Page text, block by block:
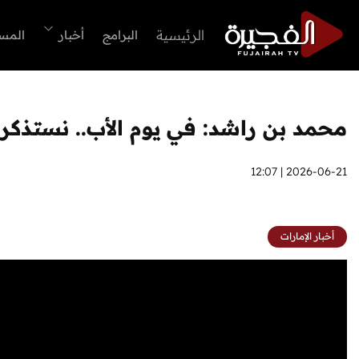
الرئيسية البرامج أخبار
محمد بن راشد: في يوم الأب..
2026-06-21 | 12:07
أخبار الإمارات